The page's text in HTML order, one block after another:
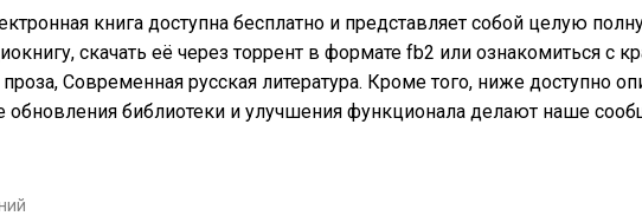
книга доступна бесплатно и представляет собой целую
скачать её через торрент в формате fb2 или ознакомиться с
Современная русская литература. Кроме того, ниже доступно
библиотеки и улучшения функционала делают наше